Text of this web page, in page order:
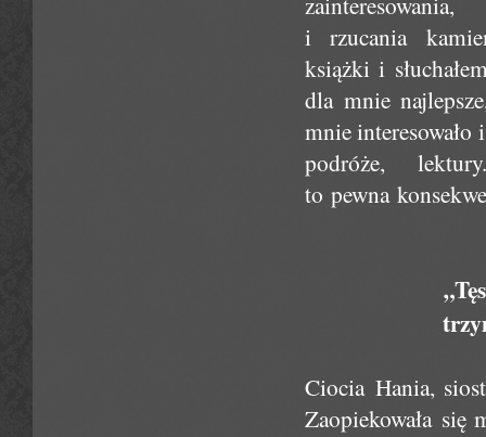
i rzucania
książki i
dla mnie
mnie interesowało
podróże,
to pewna
Ciocia Hania,
Zaopiekowała